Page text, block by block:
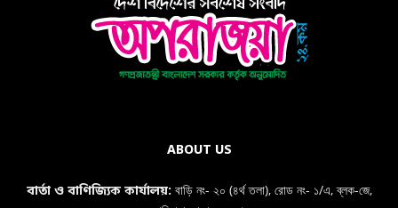
ABOUT US
বার্তা ও বাণিজ্যিক কার্যালয়: বাড়ি নং- ২০ (৪র্থ তলা), রোড নং- ১/এ, ব্লক-জে,